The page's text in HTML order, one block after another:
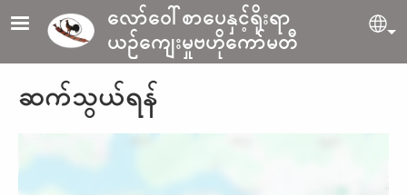
Skip to main contentလော်ဝေါ်စာပေနှင့်ရိုးရာ
ယဉ်ကျေးမှုဗဟိုကော်မတီ
ဆက်သွယ်ရန်